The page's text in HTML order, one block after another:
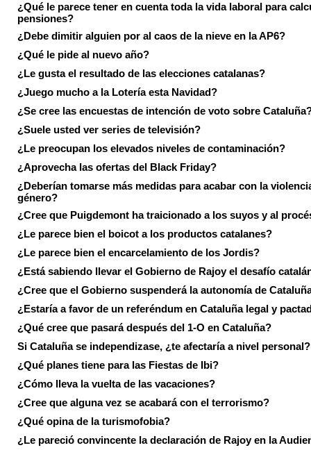
¿Qué le parece tener en cuenta toda la vida laboral para
pensiones?
¿Debe dimitir alguien por al caos de la nieve en la AP6?
¿Qué le pide al nuevo año?
¿Le gusta el resultado de las elecciones catalanas?
¿Juego mucho a la Lotería esta Navidad?
¿Se cree las encuestas de intención de voto sobre
¿Suele usted ver series de televisión?
¿Le preocupan los elevados niveles de contaminación?
¿Aprovecha las ofertas del Black Friday?
¿Deberían tomarse más medidas para acabar con la
género?
¿Cree que Puigdemont ha traicionado a los suyos y al
¿Le parece bien el boicot a los productos catalanes?
¿Le parece bien el encarcelamiento de los Jordis?
¿Está sabiendo llevar el Gobierno de Rajoy el desafío
¿Cree que el Gobierno suspenderá la autonomía de
¿Estaría a favor de un referéndum en Cataluña legal y
¿Qué cree que pasará después del 1-O en Cataluña?
Si Cataluña se independizase, ¿te afectaría a nivel personal?
¿Qué planes tiene para las Fiestas de Ibi?
¿Cómo lleva la vuelta de las vacaciones?
¿Cree que alguna vez se acabará con el terrorismo?
¿Qué opina de la turismofobia?
¿Le pareció convincente la declaración de Rajoy en la